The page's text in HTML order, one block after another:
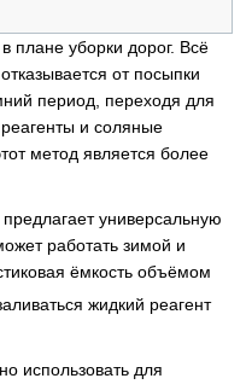
плане уборки дорог. Всё
от посыпки
период, переходя для
и соляные
метод является более
универсальную
работать зимой и
ёмкость объёмом
жидкий реагент
использовать для